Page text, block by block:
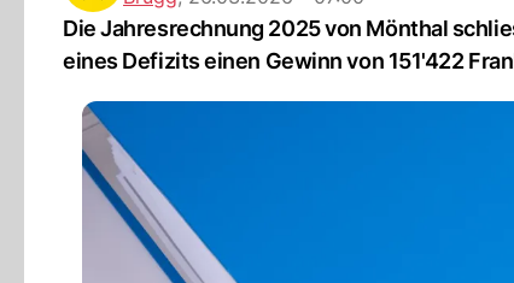
Die Jahresrechnung 2025 von Mönthal
eines Defizits einen Gewinn von 151'422